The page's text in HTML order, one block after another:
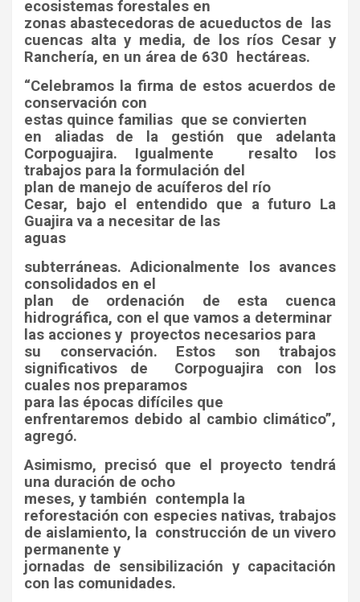
ecosistemas forestales en
zonas abastecedoras de acueductos de
las
cuencas alta y media, de los ríos Cesar y
Ranchería, en un área de 630
hectáreas.
“Celebramos la firma de estos acuerdos de
conservación con
estas quince familias que se convierten
en aliadas de la gestión que adelanta
Corpoguajira. Igualmente
resalto los
trabajos para la formulación del
plan de manejo de acuíferos del río
Cesar, bajo el entendido que a futuro La
Guajira va a necesitar de las
aguas
subterráneas. Adicionalmente los avances
consolidados en el
plan de ordenación de esta cuenca
hidrográfica, con el que vamos a determinar
las acciones y proyectos necesarios para
su conservación. Estos son trabajos
significativos de
Corpoguajira con los
cuales nos preparamos
para las épocas difíciles que
enfrentaremos debido al cambio climático”,
agregó.
Asimismo, precisó que el proyecto tendrá
una duración de ocho
meses, y también contempla la
reforestación con especies nativas, trabajos
de aislamiento, la construcción de un vivero
permanente y
jornadas de sensibilización y capacitación
con las comunidades.